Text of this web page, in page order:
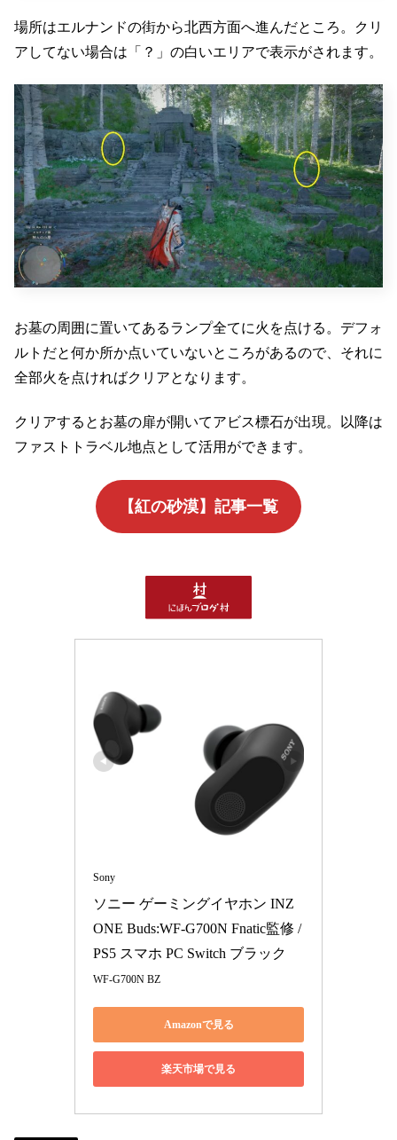
場所はエルナンドの街から北西方面へ進んだところ。クリ
アしてない場合は「？」の白いエリアで表示がされます。
お墓の周囲に置いてあるランプ全てに火を点ける。デフォ
ルトだと何か所か点いていないところがあるので、それに
全部火を点ければクリアとなります。
クリアするとお墓の扉が開いてアビス標石が出現。以降は
ファストトラベル地点として活用ができます。
【紅の砂漠】記事一覧
Sony
ソニー ゲーミングイヤホン INZ
ONE Buds:WF-G700N Fnatic監修 /
PS5 スマホ PC Switch ブラック
WF-G700N BZ
Amazonで見る
楽天市場で見る